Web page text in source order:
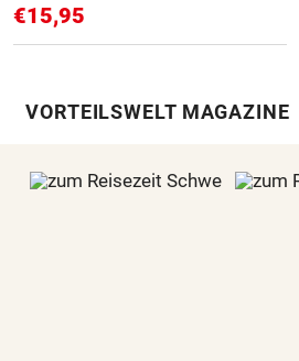
€15,95
VORTEILSWELT MAGAZINE